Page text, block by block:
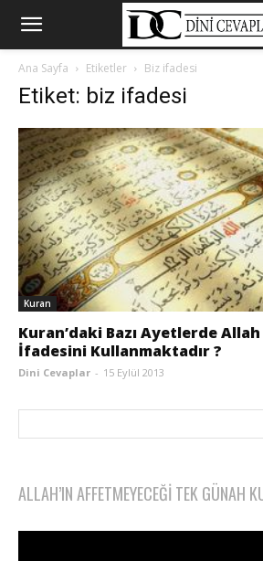
Ana Sayfa Etiketler Biz ifadesi
Etiket: biz ifadesi
Kuran
Kuran’daki Bazı Ayetlerde
İfadesini Kullanmaktadır ?
Dini Cevaplar - 15 Eylül 2013
ALLAH’IN AFFETMEYECEĞI TEK GÜNAH